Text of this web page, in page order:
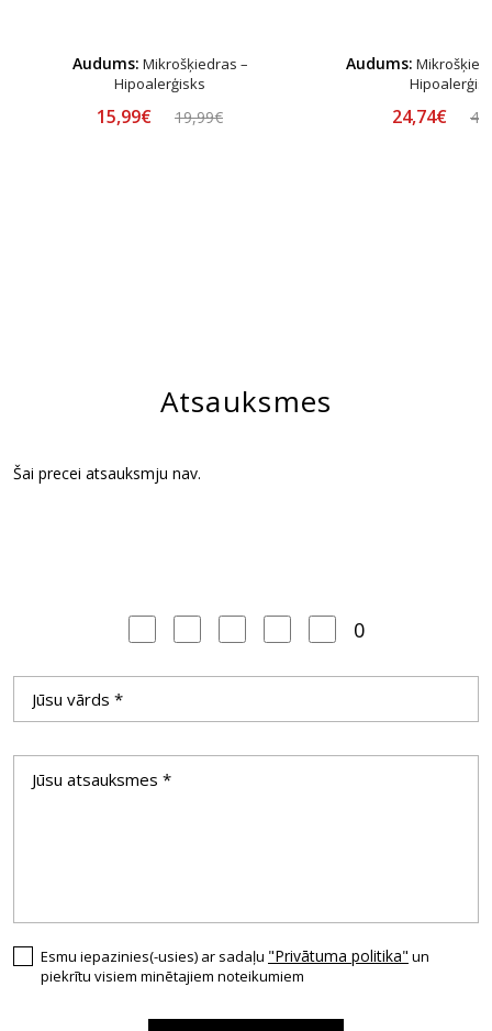
Audums: Mikrošķiedras –
Hipoalerģisks
15,99€ 19,99€
Audums:
24,74€
Atsauksmes
Šai precei atsauksmju nav.
0
Esmu iepazinies(-usies) ar sadaļu "Privātuma politika" un
piekrītu visiem minētajiem noteikumiem